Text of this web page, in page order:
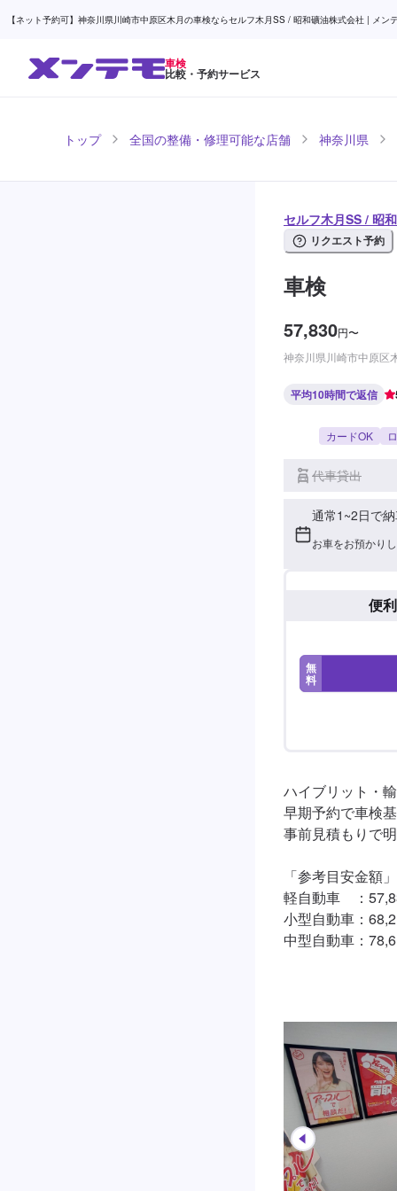
【ネット予約可】神奈川県川崎市中原区木月の車検ならセルフ木月SS / 昭和礦油株式会社 | メン
車検
比較・予約サービス
トップ 全国の整備・修理可能な店舗 神奈川県
セルフ木月SS / 昭
リクエスト予約
車検
57,830円〜
神奈川県川崎市中原区
平均10時間で返信
カードOK
代車貸出
通常1~2日で
お車をお預かり
便
無
料
ハイブリット・
早期予約で車検
事前見積もりで
「参考目安金額」
軽自動車　：
小型自動車：
中型自動車：